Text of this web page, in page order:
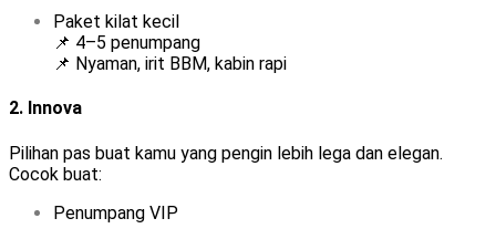
Paket kilat kecil
📌 4–5 penumpang
📌 Nyaman, irit BBM, kabin rapi
2. Innova
Pilihan pas buat kamu yang pengin lebih lega dan elegan.
Cocok buat:
Penumpang VIP